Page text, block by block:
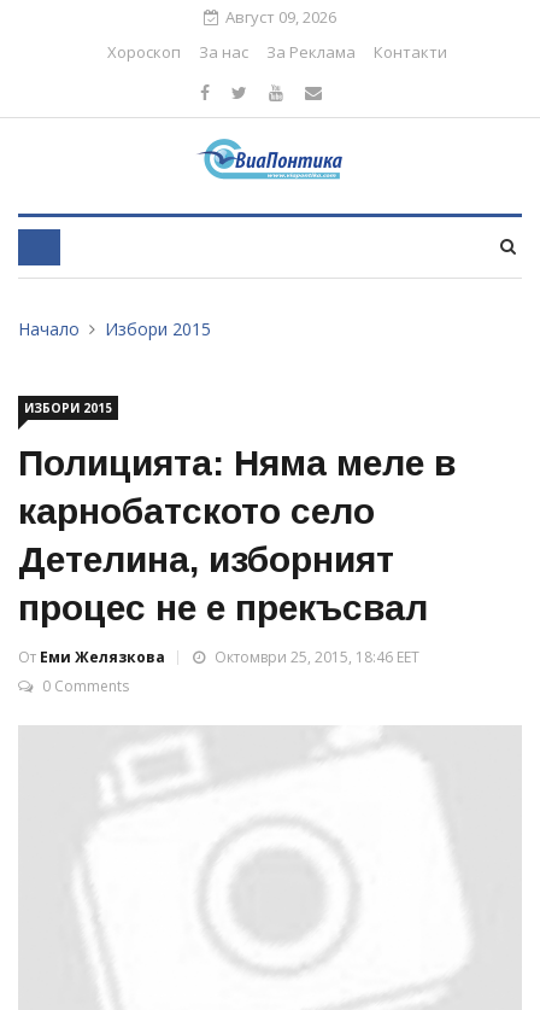
Август 09, 2026
Хороскоп
За нас За Реклама Контакти
Начало Избори 2015
ИЗБОРИ 2015
Полицията: Няма меле в
карнобатското село
Детелина, изборният
процес не е прекъсвал
От Еми Желязкова
Октомври 25, 2015, 18:46 EET
0 Comments